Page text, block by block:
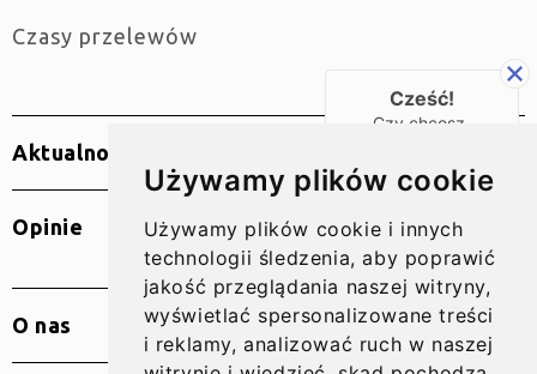
Używamy plików cookie
Używamy plików cookie i innych
technologii śledzenia, aby poprawić
jakość przeglądania naszej witryny,
wyświetlać spersonalizowane treści
i reklamy, analizować ruch w naszej
Czasy przelewów
Aktualności
Opinie
O nas
Cześć!
Czy chcesz,
do Ciebie za darmo
w28sekund?
TAK